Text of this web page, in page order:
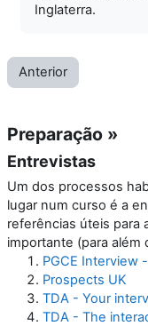
Inglaterra.
Anterior
Preparação »
Entrevistas
Um dos processos
lugar num curso é a
referências úteis para
importante (para além
PGCE Interview
Prospects UK
TDA - Your
TDA - The